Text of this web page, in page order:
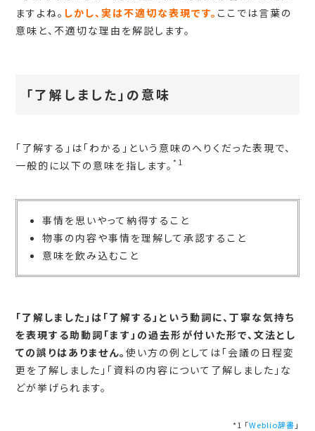
ますよね。 しかし、実は不適切な表現です。 ここでは言葉の
意味と、不適切な理由を解説します。
「了解しました」の意味
「了解する」は「わかる」という意味のへりくだった表現で、
一般的に以下の意味を指します。*1
事情を思いやって納得すること
物事の内容や事情を理解して承認すること
意味を飲み込むこと
「了解しました」は「了解する」という動詞に、丁寧な気持ち
を表現する助動詞「ます」の過去形が付いた形で、文法とし
ての誤りはありません。使い方の例としては「会議の日程変
更を了解しました」「資料の内容について了解しました」な
どが挙げられます。
*1 「Weblio辞書 」